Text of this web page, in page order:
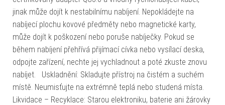
jinak může dojít k nestabilnímu nabíjení. Nepokládejte na
nabíjecí plochu kovové předměty nebo magnetické karty,
může dojít k poškození nebo poruše nabíječky. Pokud se
během nabíjení přehřívá přijímací cívka nebo vysílací deska,
odpojte zařízení, nechte jej vychladnout a poté zkuste znovu
nabíjet. Uskladnění: Skladujte přístroj na čistém a suchém
místě. Neumisťujte na extrémně teplá nebo studená místa.
Likvidace – Recyklace: Starou elektroniku, baterie ani žárovky